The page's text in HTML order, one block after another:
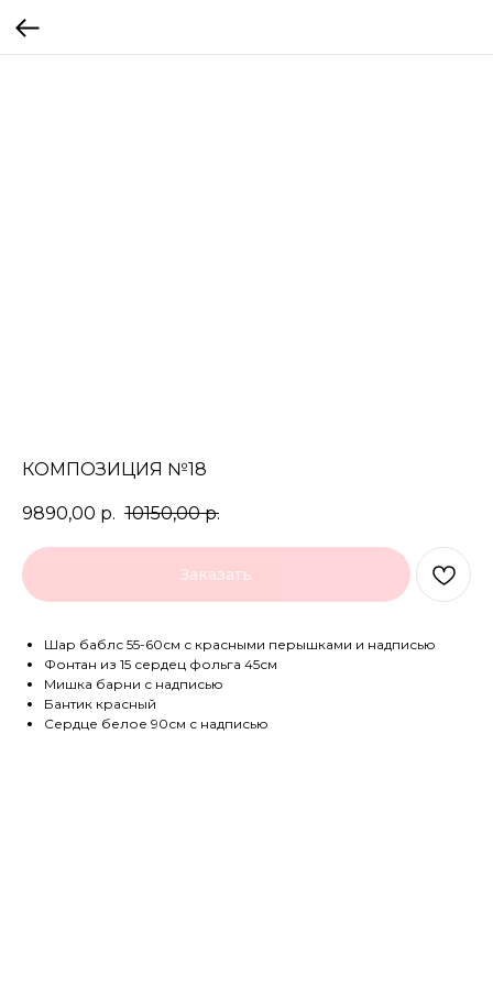
КОМПОЗИЦИЯ №18
9890,00 р. 10150,00 р.
Заказать
Шар баблс 55-60см с красными перышками и надписью
Фонтан из 15 сердец фольга 45см
Мишка барни с надписью
Бантик красный
Сердце белое 90см с надписью